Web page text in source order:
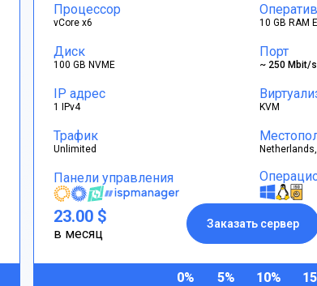
Процессор
vCore x6 10 GB RAM
Диск
100 GB NVME
Порт
~ 250
IP адрес
1 IPv4 KVM
Трафик
Unlimited
Панели управления
23.00 $
в месяц
Заказать сервер
0% 5% 10%